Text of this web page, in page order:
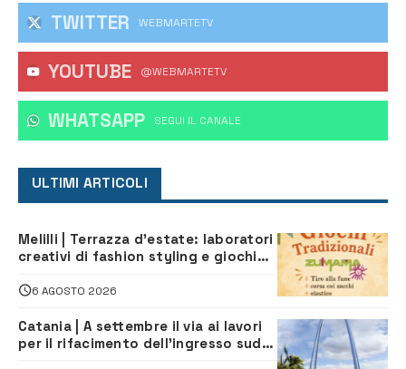
TWITTER WEBMARTETV
YOUTUBE @WEBMARTETV
WHATSAPP ‎SEGUI IL CANALE
ULTIMI ARTICOLI
Melilli | Terrazza d’estate: laboratori
creativi di fashion styling e giochi
iscriversi
6 AGOSTO 2026
Catania | A settembre il via ai lavori
per il rifacimento dell’ingresso sud